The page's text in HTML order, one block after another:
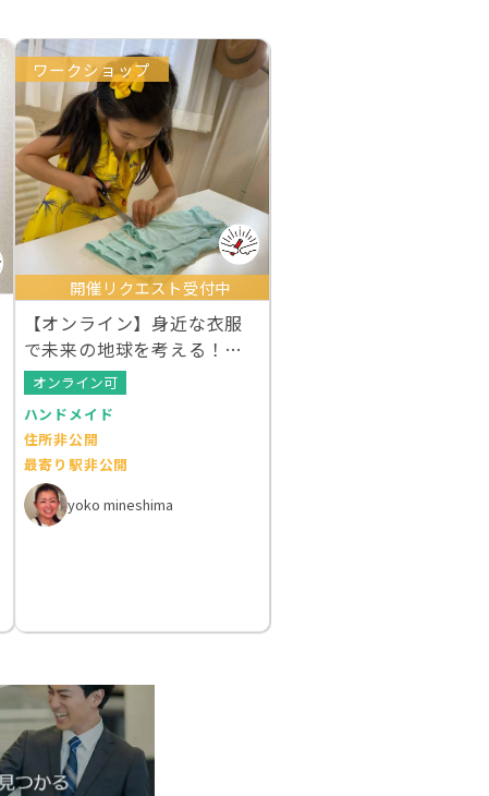
ワークショップ
開催リクエスト受付中
【オンライン】身近な衣服
で未来の地球を考える！ク
ルエシカルWS
オンライン可
ハンドメイド
住所非公開
最寄り駅非公開
yoko mineshima